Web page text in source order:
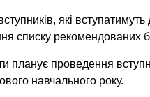
які
списку рекомендованих
планує проведення
навчального року.